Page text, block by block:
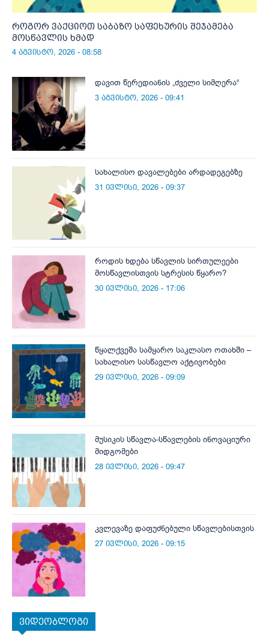
როგორ ვაქციოთ საბაზო საფეხურის შეჯამება
მოსწავლის ხმად
4 აგვისტო, 2026 - 08:58
დავით წერედიანის „ძველი სიმღერა“
3 აგვისტო, 2026 - 09:41
სახალისო დავალებები არდადეგებზე
31 ივლისი, 2026 - 09:37
როდის ხდება სწავლის სირთულეები
მოსწავლისთვის სტრესის წყარო?
30 ივლისი, 2026 - 17:06
წყალქვეშა სამყარო საკლასო ოთახში –
სახალისო სასწავლო აქტივობები
29 ივლისი, 2026 - 09:09
მუსიკის სწავლა-სწავლების ინოვაციური
მიდგომები
28 ივლისი, 2026 - 09:47
კვლევაზე დაფუძნებული სწავლებისთვის
27 ივლისი, 2026 - 09:15
ვიდეობლოგი